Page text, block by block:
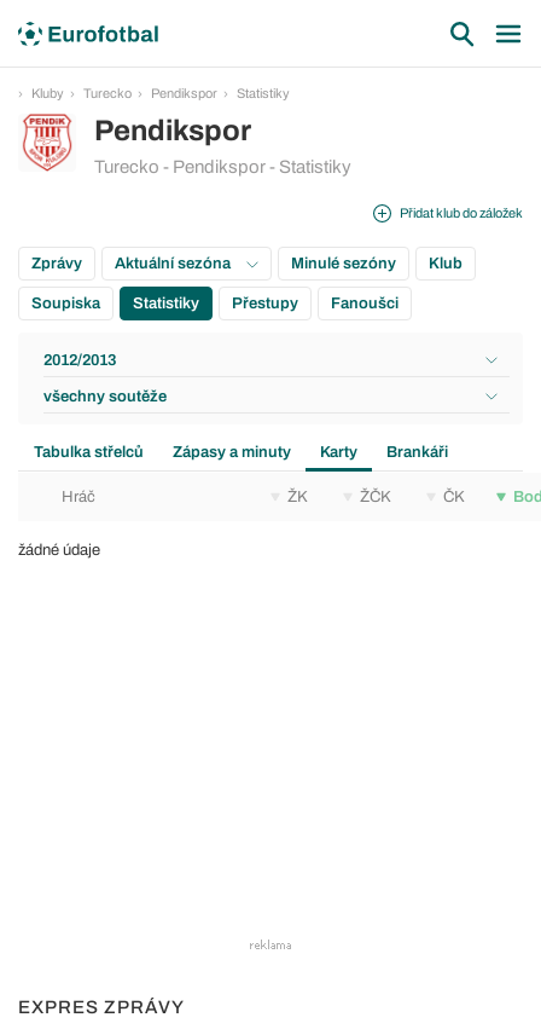
Kluby Turecko Pendikspor Statistiky
Pendikspor
Turecko - Pendikspor - Statistiky
Přidat klub do záložek
Zprávy Aktuální sezóna Minulé sezóny Klub
Soupiska Statistiky Přestupy Fanoušci
2012/2013
všechny soutěže
Tabulka střelců Zápasy a minuty Karty Brankáři
Hráč ŽK ŽČK ČK
žádné údaje
EXPRES ZPRÁVY